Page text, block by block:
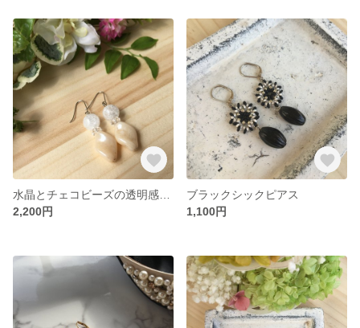
2,200円
ブラックシックピアス
1,100円